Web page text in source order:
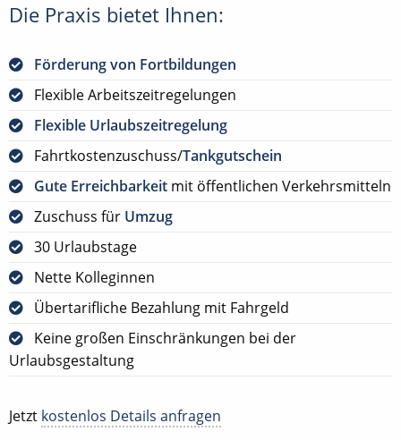
Die Praxis bietet Ihnen:
Förderung von Fortbildungen
Flexible Arbeitszeitregelungen
Flexible Urlaubszeitregelung
Fahrtkostenzuschuss/Tankgutschein
Gute Erreichbarkeit mit öffentlichen Verkehrsmitteln
Zuschuss für Umzug
30 Urlaubstage
Nette Kolleginnen
Übertarifliche Bezahlung mit Fahrgeld
Keine großen Einschränkungen bei der
Urlaubsgestaltung
Jetzt kostenlos Details anfragen